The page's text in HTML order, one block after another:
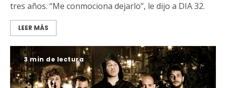
tres años. “Me conmociona dejarlo”, le dijo a DIA 32.
LEER MÁS
3 min de lectura